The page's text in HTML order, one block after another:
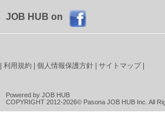
JOB HUB on
利用規約 個人情報保護方針 サイトマップ|
Powered by JOB HUB
COPYRIGHT 2012-2026© Pasona JOB HUB Inc. All